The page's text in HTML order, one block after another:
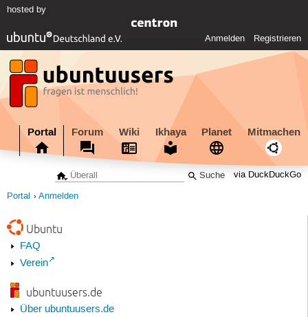
hosted by
Anmelden Registrieren
Portal Forum Wiki Ikhaya Planet Mitmachen
via DuckDuckGo
Portal Anmelden
Ubuntu
FAQ
Verein
ubuntuusers.de
Über ubuntuusers.de